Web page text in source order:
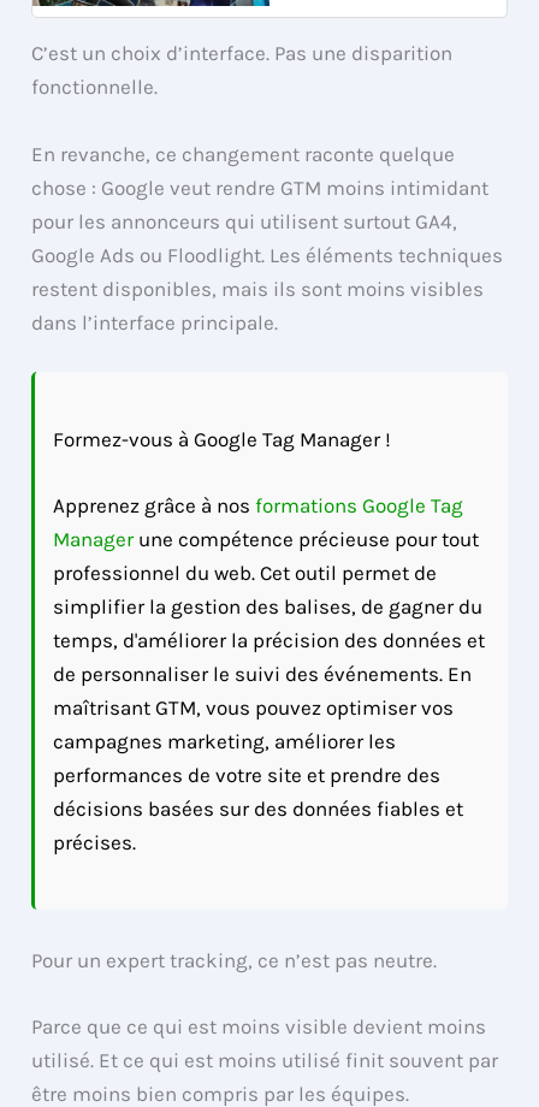
C’est un choix d’interface. Pas une disparition
fonctionnelle.
En revanche, ce changement raconte quelque
chose : Google veut rendre GTM moins intimidant
pour les annonceurs qui utilisent surtout GA4,
Google Ads ou Floodlight. Les éléments techniques
restent disponibles, mais ils sont moins visibles
dans l’interface principale.
Formez-vous à Google Tag Manager !
Apprenez grâce à nosformations Google Tag
Managerune compétence précieuse pour tout
professionnel du web. Cet outil permet de
simplifier la gestion des balises, de gagner du
temps, d'améliorer la précision des données et
de personnaliser le suivi des événements. En
maîtrisant GTM, vous pouvez optimiser vos
campagnes marketing, améliorer les
performances de votre site et prendre des
décisions basées sur des données fiables et
précises.
Pour un expert tracking, ce n’est pas neutre.
Parce que ce qui est moins visible devient moins
utilisé. Et ce qui est moins utilisé finit souvent par
être moins bien compris par les équipes.